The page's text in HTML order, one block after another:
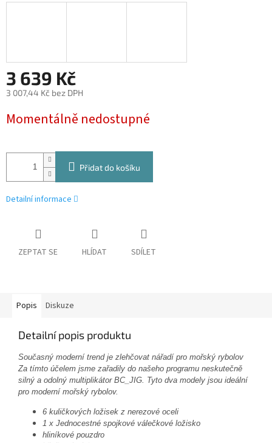
3 639 Kč
3 007,44 Kč bez DPH
cena:
Momentálně nedostupné
Přidat do košíku
Detailní informace
ZEPTAT SE HLÍDAT SDÍLET
Popis Diskuze
Detailní popis produktu
Současný moderní trend je zlehčovat nářadí pro mořský rybolov
Za tímto účelem jsme zařadily do našeho programu neskutečně
silný a odolný multiplikátor BC_JIG. Tyto dva modely jsou ideální
pro moderní mořský rybolov.
6 kuličkových ložisek z nerezové oceli
1 x Jednocestné spojkové válečkové ložisko
hliníkové pouzdro